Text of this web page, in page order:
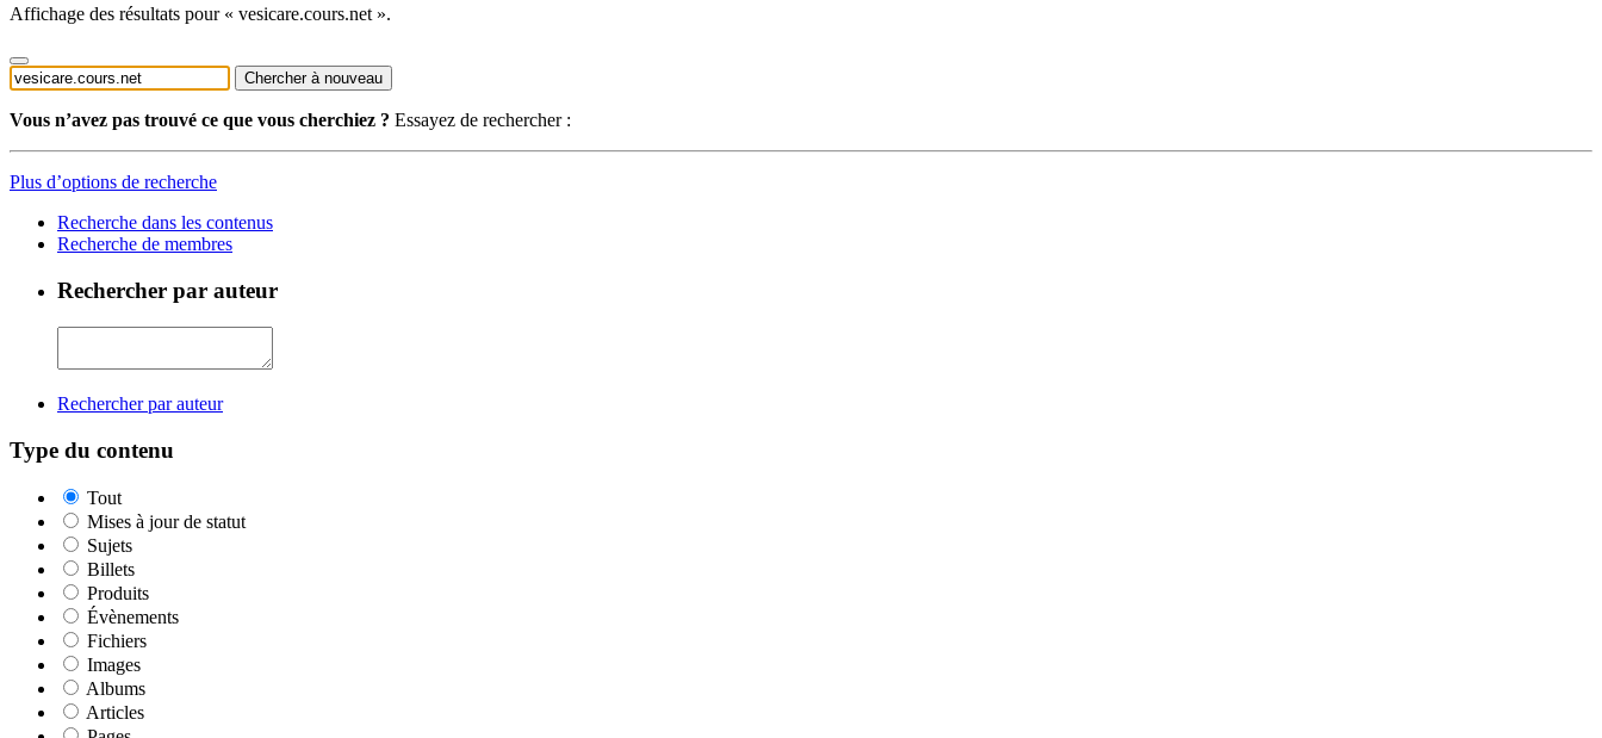
Affichage des résultats pour « vesicare.cours.net ».
Chercher à nouveau
Vous n’avez pas trouvé ce que vous cherchiez ? Essayez de rechercher :
Plus d’options de recherche
Recherche dans les contenus
Recherche de membres
Rechercher par auteur
Rechercher par auteur
Type du contenu
Tout
Mises à jour de statut
Sujets
Billets
Produits
Évènements
Fichiers
Images
Albums
Articles